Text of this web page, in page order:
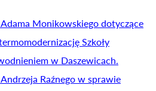
Monikowskiego dotyczące
Szkoły
w Daszewicach.
Raźnego w sprawie